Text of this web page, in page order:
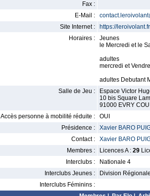
Fax :
E-Mail :
Site Internet :
https://
Horaires :
Jeunes
le Mercredi et le
adultes
mercredi et
adultes Debutant
Salle de Jeu :
Espace Victor
10 bis Square
91000 EVRY
Accès personne à mobilité réduite :
OUI
Présidence :
Xavier BARO
Contact :
Xavier BARO
Membres :
Licences A : 29
Interclubs :
Nationale 4
Interclubs Jeunes :
Division
Interclubs Féminins :